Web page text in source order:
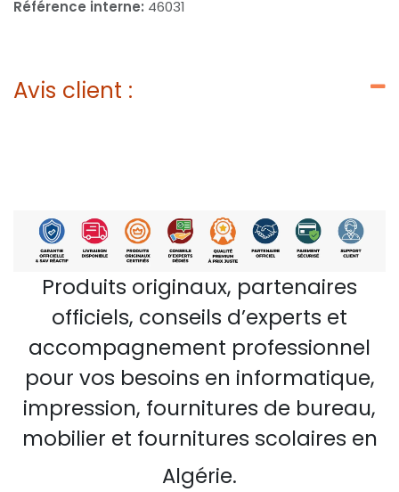
Référence interne: 46031
Avis client :
Produits originaux, partenaires
officiels, conseils d’experts et
accompagnement professionnel
pour vos besoins en informatique,
impression, fournitures de bureau,
mobilier et fournitures scolaires en
Algérie.